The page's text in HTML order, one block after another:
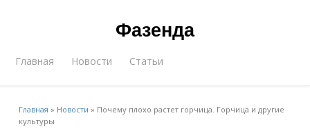
Фазенда
Главная Новости Статьи
Главная » Новости » Почему плохо растет горчица. Горчица и другие
культуры